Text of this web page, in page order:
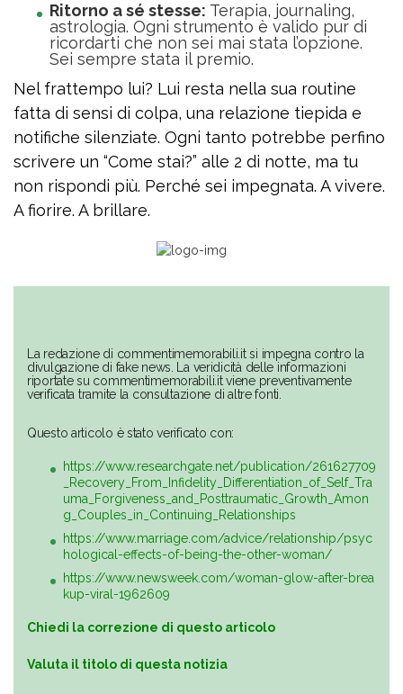
Ritorno a sé stesse: Terapia, journaling,
astrologia. Ogni strumento è valido pur di
ricordarti che non sei mai stata l’opzione.
Sei sempre stata il premio.
Nel frattempo lui? Lui resta nella sua routine
fatta di sensi di colpa, una relazione tiepida e
notifiche silenziate. Ogni tanto potrebbe perfino
scrivere un “Come stai?” alle 2 di notte, ma tu
non rispondi più. Perché sei impegnata. A vivere.
A fiorire. A brillare.
La redazione di commentimemorabili.it si impegna contro la
divulgazione di fake news. La veridicità delle informazioni
riportate su commentimemorabili.it viene preventivamente
verificata tramite la consultazione di altre fonti.
Questo articolo è stato verificato con:
https://www.researchgate.net/publication/261627709
_Recovery_From_Infidelity_Differentiation_of_Self_Tra
uma_Forgiveness_and_Posttraumatic_Growth_Amon
g_Couples_in_Continuing_Relationships
https://www.marriage.com/advice/relationship/psyc
hological-effects-of-being-the-other-woman/
https://www.newsweek.com/woman-glow-after-brea
kup-viral-1962609
Chiedi la correzione di questo articolo
Valuta il titolo di questa notizia